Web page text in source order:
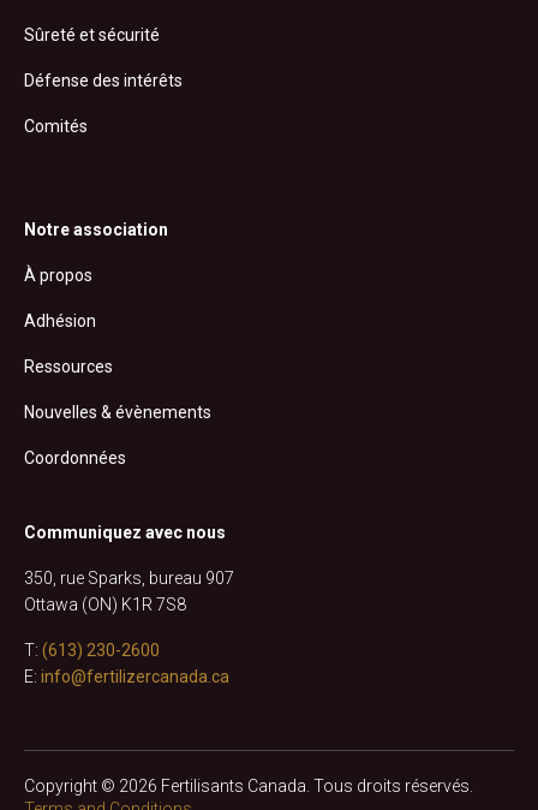
Sûreté et sécurité
Défense des intérêts
Comités
Notre association
À propos
Adhésion
Ressources
Nouvelles & évènements
Coordonnées
Communiquez avec nous
350, rue Sparks, bureau 907
Ottawa (ON) K1R 7S8
T: (613) 230-2600
E: info@fertilizercanada.ca
Copyright © 2026 Fertilisants Canada. Tous droits réservés.